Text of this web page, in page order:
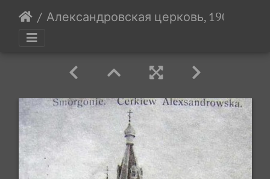
Александровская церковь, 1905-1914